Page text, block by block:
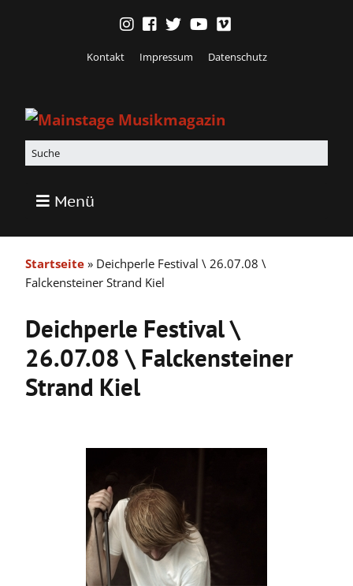
Kontakt Impressum Datenschutz
Menü
Startseite » Deichperle Festival \ 26.07.08 \
Falckensteiner Strand Kiel
Deichperle Festival \
26.07.08 \ Falckensteiner
Strand Kiel